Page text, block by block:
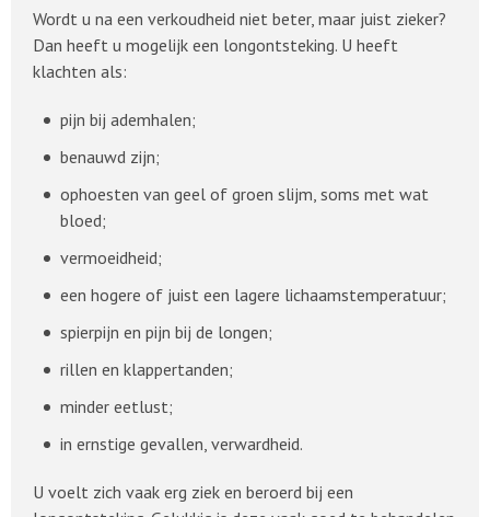
Wordt u na een verkoudheid niet beter, maar juist zieker?
Dan heeft u mogelijk een longontsteking. U heeft
klachten als:
pijn bij ademhalen;
benauwd zijn;
ophoesten van geel of groen slijm, soms met wat
bloed;
vermoeidheid;
een hogere of juist een lagere lichaamstemperatuur;
spierpijn en pijn bij de longen;
rillen en klappertanden;
minder eetlust;
in ernstige gevallen, verwardheid.
U voelt zich vaak erg ziek en beroerd bij een